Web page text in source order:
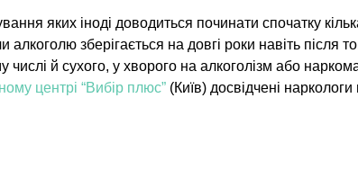
яких іноді доводиться починати спочатку
зберігається на довгі роки навіть після
числі й сухого, у хворого на алкоголізм або
центрі “Вибір плюс” (Київ) досвідчені